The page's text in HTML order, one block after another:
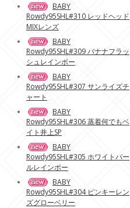
BABY
Rowdy95SHL#310 レッドヘッド
MIXレンズ
BABY
Rowdy95SHL#309 バナナフラッ
シュレインボー
BABY
Rowdy95SHL#307 サンライズチ
ャート
BABY
Rowdy95SHL#306 蒸着何でもベ
イト井上SP
BABY
Rowdy95SHL#305 ホワイトパー
ルレインボー
BABY
Rowdy95SHL#304 ピンキーレン
ズグローベリー